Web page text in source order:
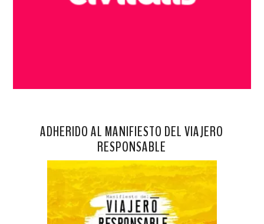
ADHERIDO AL MANIFIESTO DEL VIAJERO
RESPONSABLE